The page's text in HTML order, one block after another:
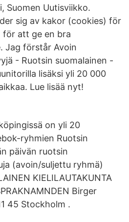
Suomen Uutisviikko.
sig av kakor (cookies) för
att ge en bra
Jag förstår Avoin
- Ruotsin suomalainen -
lisäksi yli 20 000
Lue lisää nyt!
on yli 20
ryhmien Ruotsin
päivän ruotsin
(avoin/suljettu ryhmä)
KIELILAUTAKUNTA
Birger
45 Stockholm .